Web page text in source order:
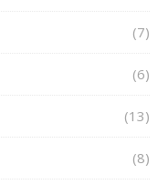
(7)
(6)
(13)
(8)